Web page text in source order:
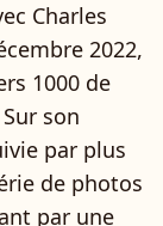
Charles
2022,
1000 de
son
par plus
de photos
par une